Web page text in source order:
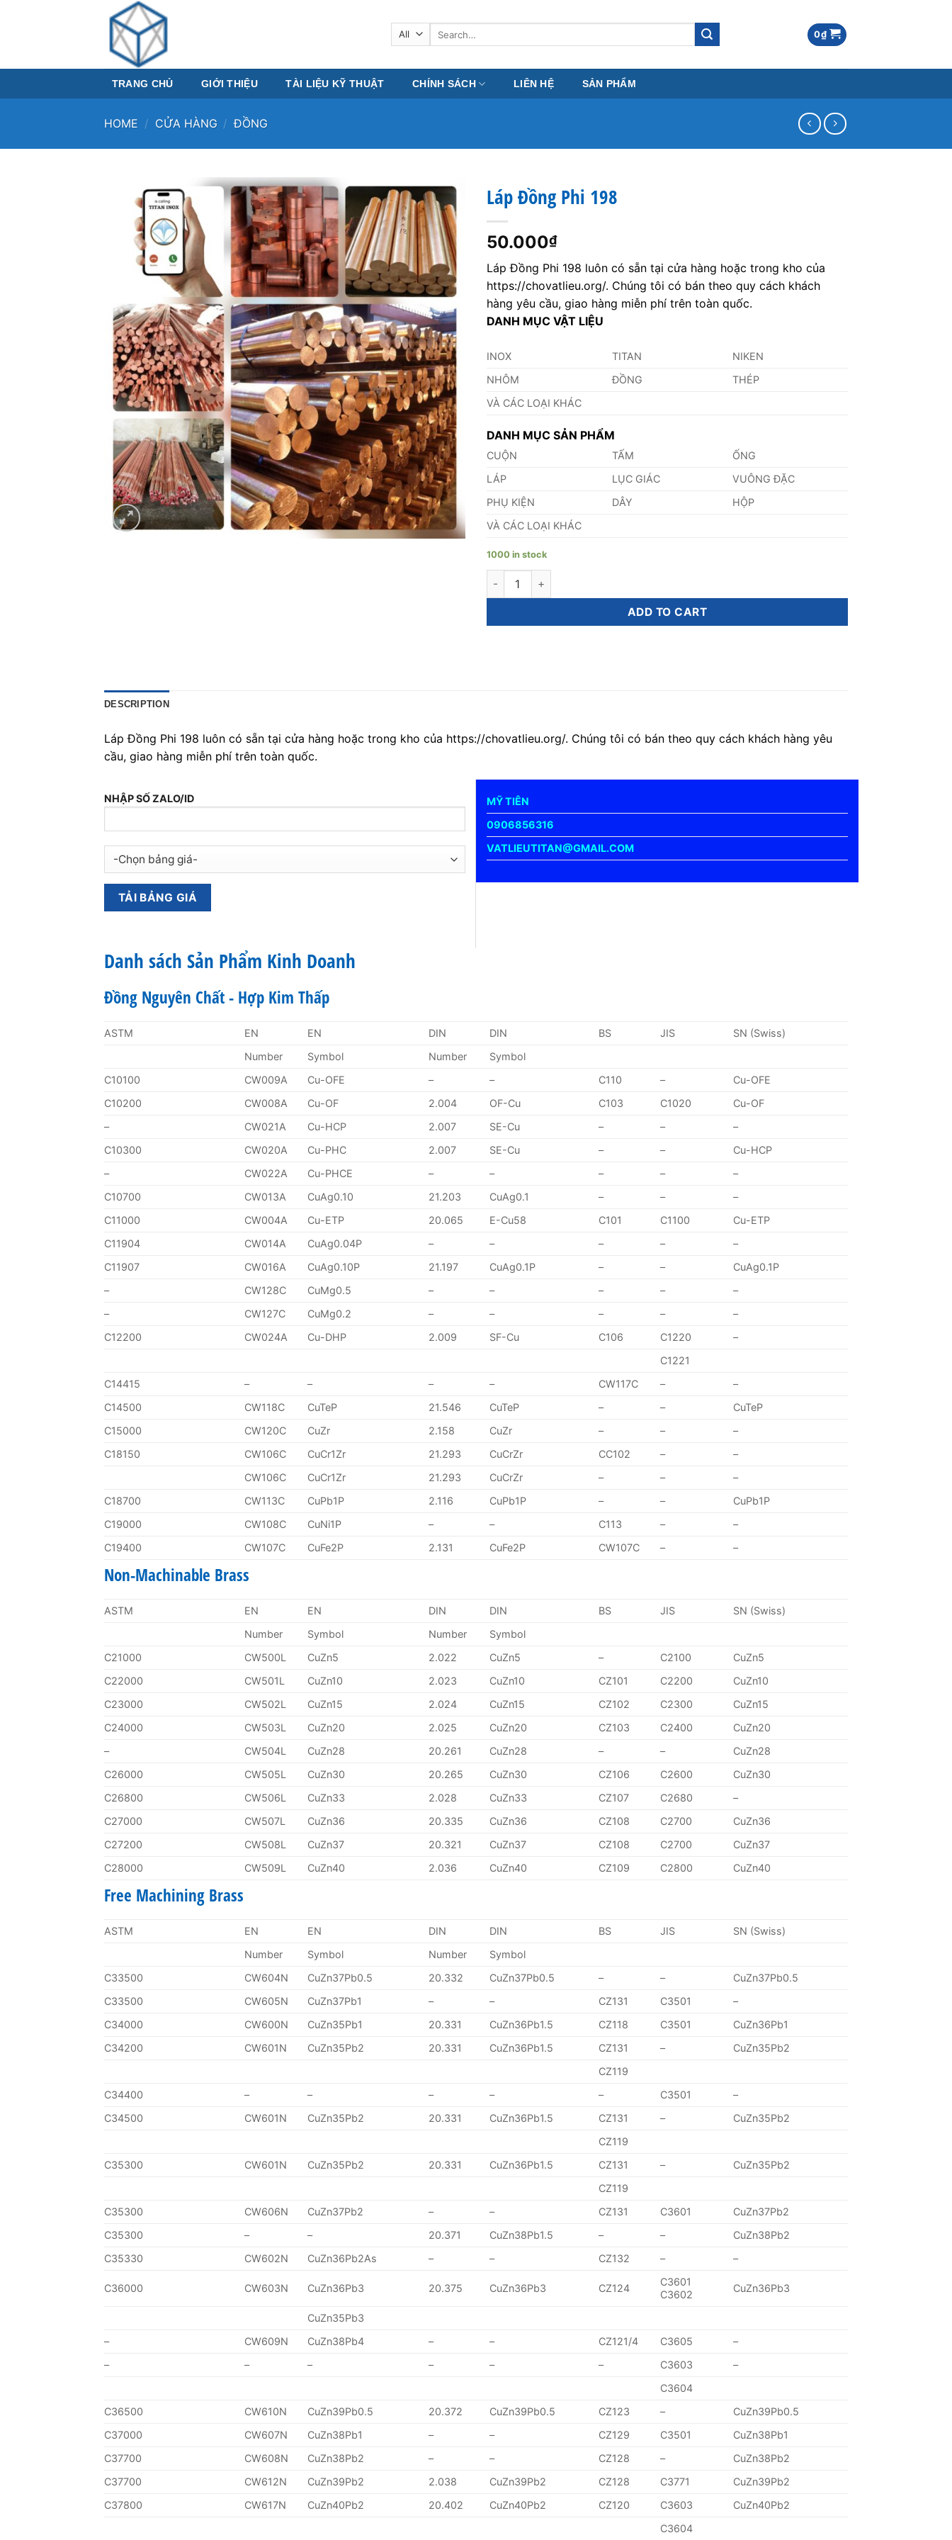
0₫
TRANG CHỦ GIỚI THIỆU TÀI LIỆU KỸ THUẬT CHÍNH SÁCH LIÊN HỆ SẢN PHẨM
HOME / CỬA HÀNG / ĐỒNG
Láp Đồng Phi 198
50.000₫
Láp Đồng Phi 198 luôn có sẵn tại cửa hàng hoặc trong kho của
https://chovatlieu.org/. Chúng tôi có bán theo quy cách khách
hàng yêu cầu, giao hàng miễn phí trên toàn quốc.
DANH MỤC VẬT LIỆU
INOX TITAN
NIKEN
NHÔM
ĐỒNG
THÉP
VÀ CÁC LOẠI KHÁC
DANH MỤC SẢN PHẨM
CUỘN TẤM
ỐNG
LÁP
LỤC GIÁC
VUÔNG ĐẶC
PHỤ KIỆN
DÂY
HỘP
VÀ CÁC LOẠI KHÁC
1000 in stock
Láp Đồng Phi 198 quantity
ADD TO CART
DESCRIPTION
Láp Đồng Phi 198 luôn có sẵn tại cửa hàng hoặc trong kho của https://chovatlieu.org/. Chúng tôi có bán theo quy cách khách hàng yêu
cầu, giao hàng miễn phí trên toàn quốc.
NHẬP SỐ ZALO/ID
MỸ TIÊN
0906856316
VATLIEUTITAN@GMAIL.COM
Danh sách Sản Phẩm Kinh Doanh
Đồng Nguyên Chất - Hợp Kim Thấp
ASTM EN EN DIN DIN BS JIS
SN (Swiss)
Number
Symbol Number
Symbol
C10100
CW009A Cu-OFE – – C110 –
Cu-OFE
C10200
CW008A Cu-OF 2.004 OF-Cu C103 C1020
Cu-OF
–
CW021A Cu-HCP 2.007 SE-Cu – –
–
C10300
CW020A Cu-PHC 2.007 SE-Cu – –
Cu-HCP
–
CW022A Cu-PHCE – – – –
–
C10700
CW013A CuAg0.10 21.203 CuAg0.1 – –
–
C11000
CW004A Cu-ETP 20.065 E-Cu58 C101 C1100
Cu-ETP
C11904
CW014A CuAg0.04P – – – –
–
C11907
CW016A CuAg0.10P 21.197 CuAg0.1P – –
CuAg0.1P
–
CW128C CuMg0.5 – – – –
–
–
CW127C CuMg0.2 – – – –
–
C12200
CW024A Cu-DHP 2.009 SF-Cu C106 C1220
–
C1221
C14415
– – – – CW117C –
–
C14500
CW118C CuTeP 21.546 CuTeP – –
CuTeP
C15000
CW120C CuZr 2.158 CuZr – –
–
C18150
CW106C CuCr1Zr 21.293 CuCrZr CC102 –
–
CW106C
CuCr1Zr 21.293 CuCrZr – –
–
C18700
CW113C CuPb1P 2.116 CuPb1P – –
CuPb1P
C19000
CW108C CuNi1P – – C113 –
–
C19400
CW107C CuFe2P 2.131 CuFe2P CW107C – –
Non-Machinable Brass
ASTM EN EN DIN DIN BS JIS
SN (Swiss)
Number
Symbol Number
Symbol
C21000
CW500L CuZn5 2.022 CuZn5 – C2100
CuZn5
C22000
CW501L CuZn10 2.023 CuZn10 CZ101 C2200
CuZn10
C23000
CW502L CuZn15 2.024 CuZn15 CZ102 C2300
CuZn15
C24000
CW503L CuZn20 2.025 CuZn20 CZ103 C2400
CuZn20
–
CW504L CuZn28 20.261 CuZn28 – –
CuZn28
C26000
CW505L CuZn30 20.265 CuZn30 CZ106 C2600
CuZn30
C26800
CW506L CuZn33 2.028 CuZn33 CZ107 C2680
–
C27000
CW507L CuZn36 20.335 CuZn36 CZ108 C2700
CuZn36
C27200
CW508L CuZn37 20.321 CuZn37 CZ108 C2700
CuZn37
C28000
CW509L CuZn40 2.036 CuZn40 CZ109 C2800 CuZn40
Free Machining Brass
ASTM EN EN DIN DIN BS JIS
SN (Swiss)
Number
Symbol Number
Symbol
C33500
CW604N CuZn37Pb0.5 20.332 CuZn37Pb0.5 – –
CuZn37Pb0.5
C33500
CW605N CuZn37Pb1 – – CZ131 C3501
–
C34000
CW600N CuZn35Pb1 20.331 CuZn36Pb1.5 CZ118 C3501
CuZn36Pb1
C34200
CW601N CuZn35Pb2 20.331 CuZn36Pb1.5 CZ131 –
CuZn35Pb2
CZ119
C34400
– – – – – C3501
–
C34500
CW601N CuZn35Pb2 20.331 CuZn36Pb1.5 CZ131 –
CuZn35Pb2
CZ119
C35300
CW601N CuZn35Pb2 20.331 CuZn36Pb1.5 CZ131 –
CuZn35Pb2
CZ119
C35300
CW606N CuZn37Pb2 – – CZ131 C3601
CuZn37Pb2
C35300
– – 20.371 CuZn38Pb1.5 – –
CuZn38Pb2
C35330
CW602N CuZn36Pb2As – – CZ132 – –
C36000 CW603N CuZn36Pb3 20.375 CuZn36Pb3 CZ124
C3601
C3602
CuZn36Pb3
CuZn35Pb3
–
CW609N CuZn38Pb4 – – CZ121/4 C3605
–
–
– – – – – C3603
–
C3604
C36500
CW610N CuZn39Pb0.5 20.372 CuZn39Pb0.5 CZ123 –
CuZn39Pb0.5
C37000
CW607N CuZn38Pb1 – – CZ129 C3501
CuZn38Pb1
C37700
CW608N CuZn38Pb2 – – CZ128 –
CuZn38Pb2
C37700
CW612N CuZn39Pb2 2.038 CuZn39Pb2 CZ128 C3771
CuZn39Pb2
C37800
CW617N CuZn40Pb2 20.402 CuZn40Pb2 CZ120 C3603
CuZn40Pb2
C3604